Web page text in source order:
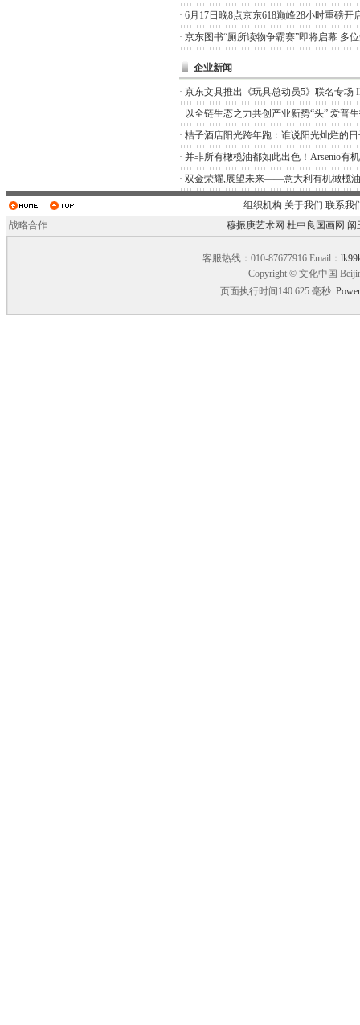
· 6月17日晚8点京东618巅峰28小时重磅开
· 京东图书“厕所读物争霸赛”即将启幕 多
企业新闻
· 京东文具推出《玩具总动员5》联名专场
· 以全链生态之力共创产业新势“头” 爱普
· 桔子酒店阳光跨年跑：谁说阳光灿烂的
· 并非所有橄榄油都如此出色！Arsenio有
· 双金荣耀,展望未来——意大利有机橄榄
组织机构 关于我们 联系我
战略合作
穆振庚艺术网 杜中良国画网 阚
客服热线：010-87677916 Email：
Copyright © 文化中国
页面执行时间140.625 毫秒